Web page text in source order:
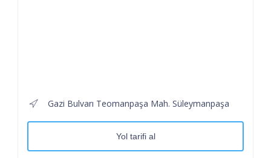
Gazi Bulvarı Teomanpaşa Mah. Süleymanpaşa
Yol tarifi al